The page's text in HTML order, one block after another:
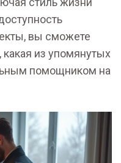
вы сможете
из упомянутых
помощником на